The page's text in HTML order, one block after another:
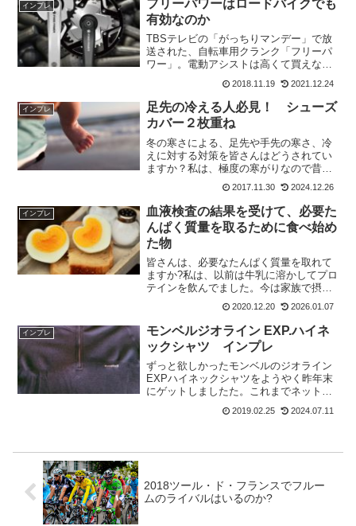
した。なんせ雨中ライ...
インプレ
フリーパワーはロードバイクでも
有効なのか
TBSテレビの「がっちりマンデー」で放
送された、自転車用クランク「フリーパ
ワー」。電動アシストは高くて買えな
い、けれども坂とか楽をしたい場合に有
効なクランクのようです。クランクには
48Tもあったので、ひょっとしてロード
にも使えるのか探ってみ...
2018.11.19 2021.12.24
インプレ
足先の冷える人必見！ シューズ
カバー２枚重ね
冬の寒さによる、足先や手先の寒さ、冷
えに対する対策を皆さんはどうされてい
ますか？私は、極度の寒がりなので昔か
ら足先と手先の冷えには困ってました。
ですが、足先の冷えに関してはここ数年
寒さを感じたことがありません。昔早朝
練習をしていたころ、足先...
2017.11.30 2024.12.26
インプレ
血液検査の結果を受けて、必要た
んぱく質量を取るために食べ始め
た物
皆さんは、必要なたんぱく質量を取れて
ますか?私は、以前は牛乳に溶かしてプロ
テインを飲んでました。今は家族で摂取
しているので、最初は牛乳に溶かして飲
んでいたけど、溶けないので不評。私は
ダマになっていても関係なかったけど(^^;
なので、現在はヨ...
2020.12.20 2026.01.07
インプレ
モンベルジオライン EXP.ハイネ
ックシャツ インプレ
ずっと欲しかったモンベルのジオライン
EXPハイネックシャツをようやく昨年末
にゲットしましたた。これまでネットで
注文していて売り切れで手に入らなかっ
たこともありました。私の欲しいジオラ
2019.02.25 2024.07.11
2018ツール・ド・フランスでフルー
ムのライバルはいるのか?